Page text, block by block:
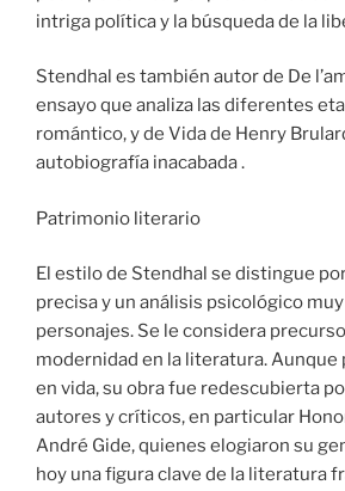
intriga política y la búsqueda de la
Stendhal es también autor de De
ensayo que analiza las diferentes
romántico, y de Vida de Henry
autobiografía inacabada .
Patrimonio literario
El estilo de Stendhal se distingue
precisa y un análisis psicológico
personajes. Se le considera
modernidad en la literatura. Aunque
en vida, su obra fue redescubierta
autores y críticos, en particular
André Gide, quienes elogiaron su
hoy una figura clave de la literatura